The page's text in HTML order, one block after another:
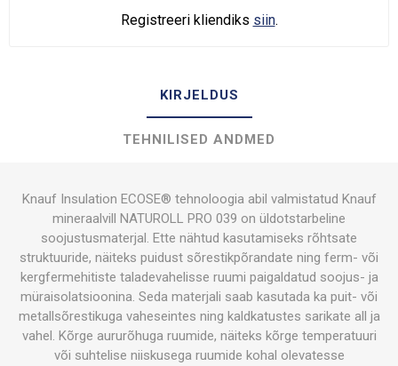
Registreeri kliendiks siin.
KIRJELDUS
TEHNILISED ANDMED
Knauf Insulation ECOSE® tehnoloogia abil valmistatud Knauf
mineraalvill NATUROLL PRO 039 on üldotstarbeline
soojustusmaterjal. Ette nähtud kasutamiseks rõhtsate
struktuuride, näiteks puidust sõrestikpõrandate ning ferm- või
kergfermehitiste taladevahelisse ruumi paigaldatud soojus- ja
müraisolatsioonina. Seda materjali saab kasutada ka puit- või
metallsõrestikuga vaheseintes ning kaldkatustes sarikate all ja
vahel. Kõrge aururõhuga ruumide, näiteks kõrge temperatuuri
või suhtelise niiskusega ruumide kohal olevatesse